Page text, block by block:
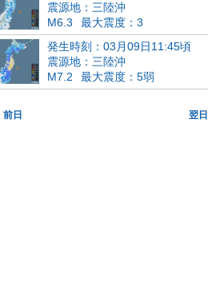
震源地：三陸沖
M6.3
最大震度：3
発生時刻：03月09日11:45頃
震源地：三陸沖
M7.2
最大震度：5弱
前日 翌日